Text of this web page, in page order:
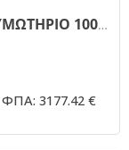
ΤΑΧΥΖΥΜΩΤΗΡΙΟ 100 Lt
3177.42 €